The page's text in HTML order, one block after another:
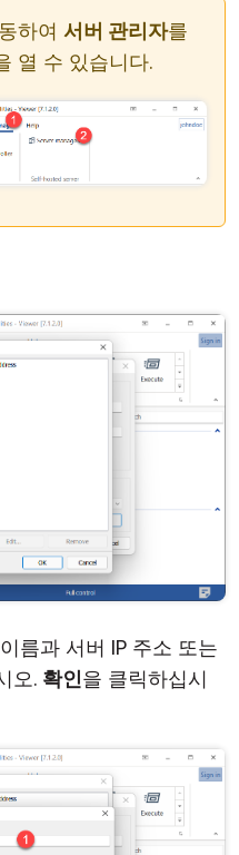
하여 서버 관리자를
열 수 있습니다.
름과 서버 IP 주소 또는
오. 확인을 클릭하십시